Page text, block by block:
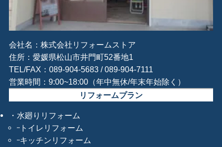
会社名：株式会社リフォームストア
住所：愛媛県松山市井門町52番地1
TEL/FAX：089-904-5683 / 089-904-7111
営業時間：9:00~18:00（年中無休/年末年始除く）
リフォームプラン
水廻りリフォーム
トイレリフォーム
キッチンリフォーム